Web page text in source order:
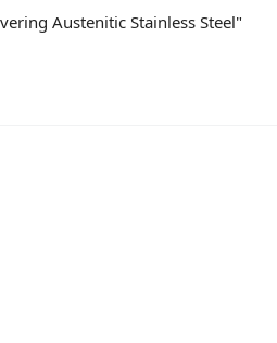
Austenitic Stainless Steel"